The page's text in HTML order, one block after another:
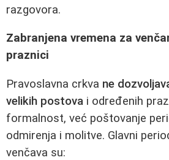
razgovora.
Zabranjena vremena za
praznici
Pravoslavna crkva ne
velikih postova i određenih
formalnost, već poštovanje
odmirenja i molitve. Glavni
venčava su: